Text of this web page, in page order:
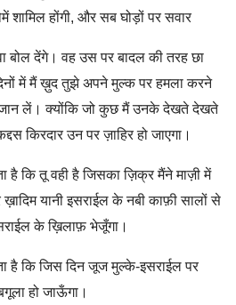
शामिल होंगी, और सब घोड़ों पर सवार
बोल देंगे। वह उस पर बादल की तरह छा
में मैं ख़ुद तुझे अपने मुल्क पर हमला करने
जान लें। क्योंकि जो कुछ मैं उनके देखते देखते
किरदार उन पर ज़ाहिर हो जाएगा।
है कि तू वही है जिसका ज़िक्र मैंने माज़ी में
ख़ादिम यानी इसराईल के नबी काफ़ी सालों से
के ख़िलाफ़ भेजूँगा।
है कि जिस दिन जूज मुल्के-इसराईल पर
हो जाऊँगा।